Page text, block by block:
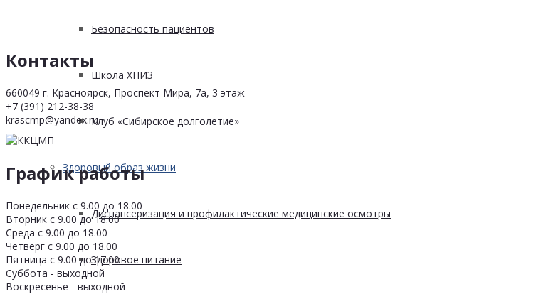
Безопасность пациентов
Школа ХНИЗ
Клуб «Сибирское долголетие»
Здоровый образ жизни
Диспансеризация и профилактические медицинские осмотры
Здоровое питание
Контакты
660049 г. Красноярск, Проспект Мира, 7а, 3 этаж
+7 (391) 212-38-38
krascmp@yandex.ru
График работы
Понедельник с 9.00 до 18.00
Вторник с 9.00 до 18.00
Среда с 9.00 до 18.00
Четверг с 9.00 до 18.00
Пятница с 9.00 до 17.00
Суббота - выходной
Воскресенье - выходной